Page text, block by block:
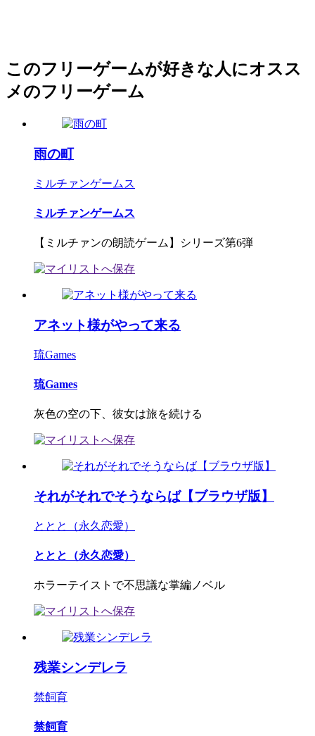
このフリーゲームが好きな人にオスス
メのフリーゲーム
雨の町
ミルチァンゲームス
ミルチァンゲームス
【ミルチァンの朗読ゲーム】シリーズ第6弾
アネット様がやって来る
琉Games
琉Games
灰色の空の下、彼女は旅を続ける
それがそれでそうならば【ブラウザ版】
ととと（永久恋愛）
ととと（永久恋愛）
ホラーテイストで不思議な掌編ノベル
残業シンデレラ
禁飼育
禁飼育